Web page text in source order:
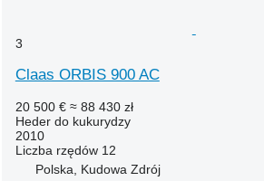
3
Claas ORBIS 900 AC
20 500 € ≈ 88 430 zł
Heder do kukurydzy
2010
Liczba rzędów 12
Polska, Kudowa Zdrój